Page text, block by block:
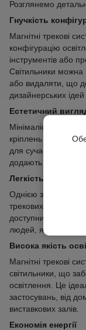
Розглянемо
Гнучкість
Магнітні трекові
конфігурацію
інструментів або
Світильники
або видаляти, що
дизайнерських
Естетичний
Мінімалістичний
кріплень роблять
для сучасних
додають простору
Легкість установки
Однією з найбільш
трекових систем є
доступними не
людей, які
Висока якість
Магнітні трекові
світильники, що
освітлення. Це
застосувань, від
виставкових залів.
Економія енергії